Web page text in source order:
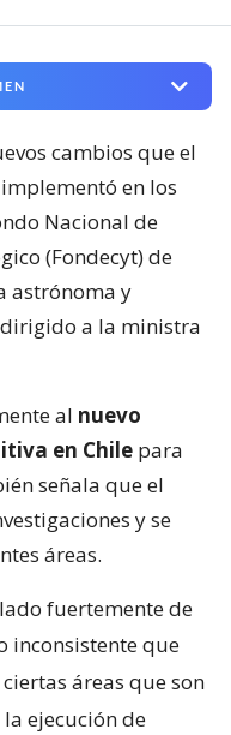
cambios que el
en los
Nacional de
(Fondecyt) de
astrónoma y
a la ministra
al nuevo
en Chile para
señala que el
y se
áreas.
fuertemente de
inconsistente que
áreas que son
ejecución de